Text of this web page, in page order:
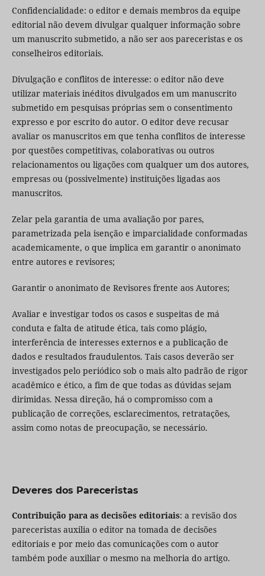
Confidencialidade: o editor e demais membros da equipe
editorial não devem divulgar qualquer informação sobre
um manuscrito submetido, a não ser aos pareceristas e os
conselheiros editoriais.
Divulgação e conflitos de interesse: o editor não deve
utilizar materiais inéditos divulgados em um manuscrito
submetido em pesquisas próprias sem o consentimento
expresso e por escrito do autor. O editor deve recusar
avaliar os manuscritos em que tenha conflitos de interesse
por questões competitivas, colaborativas ou outros
relacionamentos ou ligações com qualquer um dos autores,
empresas ou (possivelmente) instituições ligadas aos
manuscritos.
Zelar pela garantia de uma avaliação por pares,
parametrizada pela isenção e imparcialidade conformadas
academicamente, o que implica em garantir o anonimato
entre autores e revisores;
Garantir o anonimato de Revisores frente aos Autores;
Avaliar e investigar todos os casos e suspeitas de má
conduta e falta de atitude ética, tais como plágio,
interferência de interesses externos e a publicação de
dados e resultados fraudulentos. Tais casos deverão ser
investigados pelo periódico sob o mais alto padrão de rigor
acadêmico e ético, a fim de que todas as dúvidas sejam
dirimidas. Nessa direção, há o compromisso com a
publicação de correções, esclarecimentos, retratações,
assim como notas de preocupação, se necessário.
Deveres dos Pareceristas
Contribuição para as decisões editoriais: a revisão dos
pareceristas auxilia o editor na tomada de decisões
editoriais e por meio das comunicações com o autor
também pode auxiliar o mesmo na melhoria do artigo.